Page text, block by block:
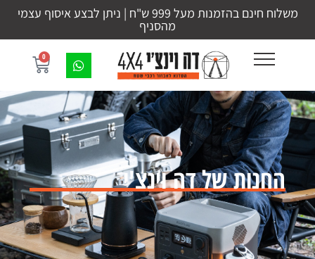
משלוח חינם בהזמנות מעל 999 ש"ח | ניתן לבצע איסוף עצמי
מהסניף
0
החנות של דה וינצ'י